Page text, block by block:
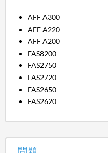
AFF A300
AFF A220
AFF A200
FAS8200
FAS2750
FAS2720
FAS2650
FAS2620